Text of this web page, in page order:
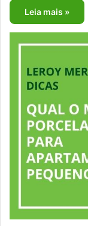
Leia mais »